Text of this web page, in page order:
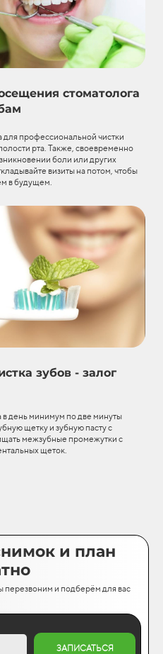
стоматолога
для профессиональной чистки
рта. Также, своевременно
боли или других
визиты на потом, чтобы
в будущем.
зубов - залог
в день минимум по две минуты
щетку и зубную пасту с
межзубные промежутки с
щеток.
и план
и подберём для вас
ЗАПИСАТЬСЯ